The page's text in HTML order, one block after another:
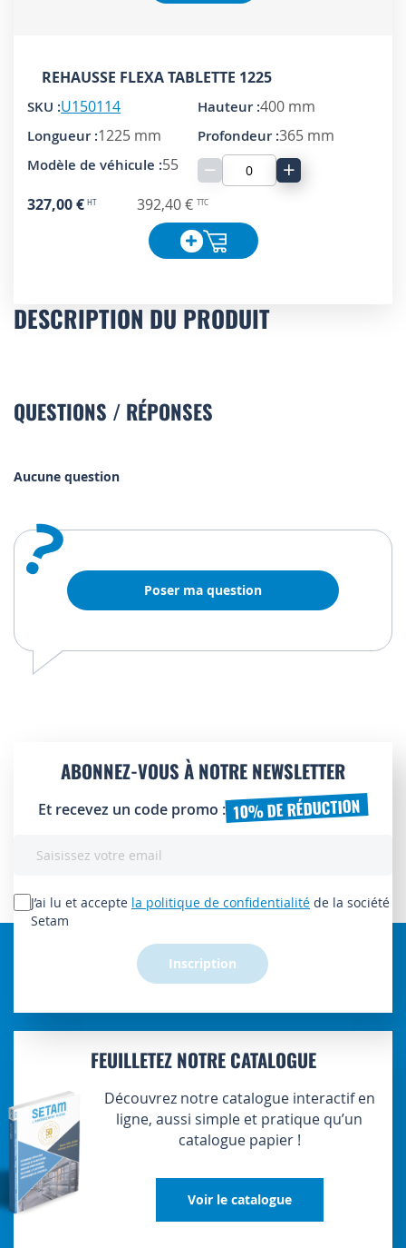
REHAUSSE FLEXA TABLETTE 1225
U150114
400 mm
1225 mm
365 mm
55
− +
327,00 € 392,40 €
DESCRIPTION DU PRODUIT
QUESTIONS / RÉPONSES
Aucune question
? Poser ma question
ABONNEZ-VOUS À NOTRE NEWSLETTER
Et recevez un code promo : 10% DE RÉDUCTION
lettre
d’information
J’ai lu et accepte la politique de confidentialité de la société
Setam
Inscription
FEUILLETEZ NOTRE CATALOGUE
Découvrez notre catalogue interactif en
ligne, aussi simple et pratique qu’un
catalogue papier !
Voir le catalogue